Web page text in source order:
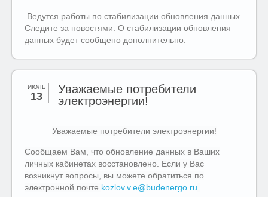
Ведутся работы по стабилизации обновления данных.
Следите за новостями. О стабилизации обновления
данных будет сообщено дополнительно.
ИЮЛЬ
13
Уважаемые потребители
электроэнергии!
Уважаемые потребители электроэнергии!
Сообщаем Вам, что обновление данных в Ваших
личных кабинетах восстановлено. Если у Вас
возникнут вопросы, вы можете обратиться по
электронной почте kozlov.v.e@budenergo.ru